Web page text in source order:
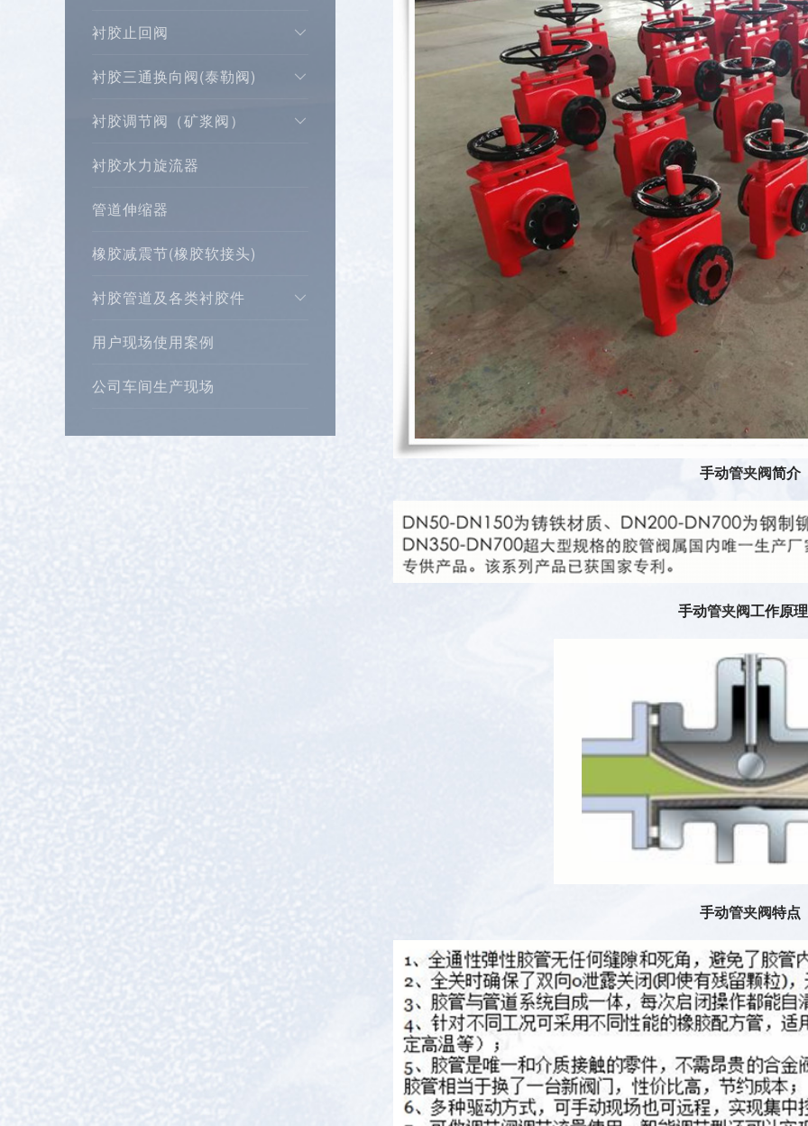
衬胶止回阀
衬胶三通换向阀(泰勒阀)
衬胶调节阀（矿浆阀）
衬胶水力旋流器
管道伸缩器
橡胶减震节(橡胶软接头)
衬胶管道及各类衬胶件
用户现场使用案例
公司车间生产现场
手动管夹阀简介
手动管夹阀工作原
手动管夹阀特点